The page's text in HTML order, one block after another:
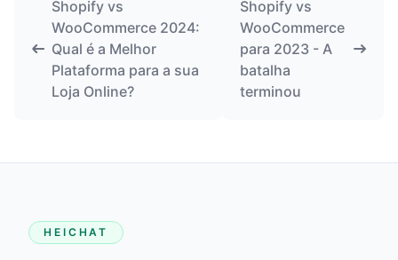
Shopify vs
WooCommerce 2024:
Qual é a Melhor
Plataforma para a sua
Loja Online?
Shopify vs
WooCommerce
para 2023 - A
batalha
terminou
HEICHAT